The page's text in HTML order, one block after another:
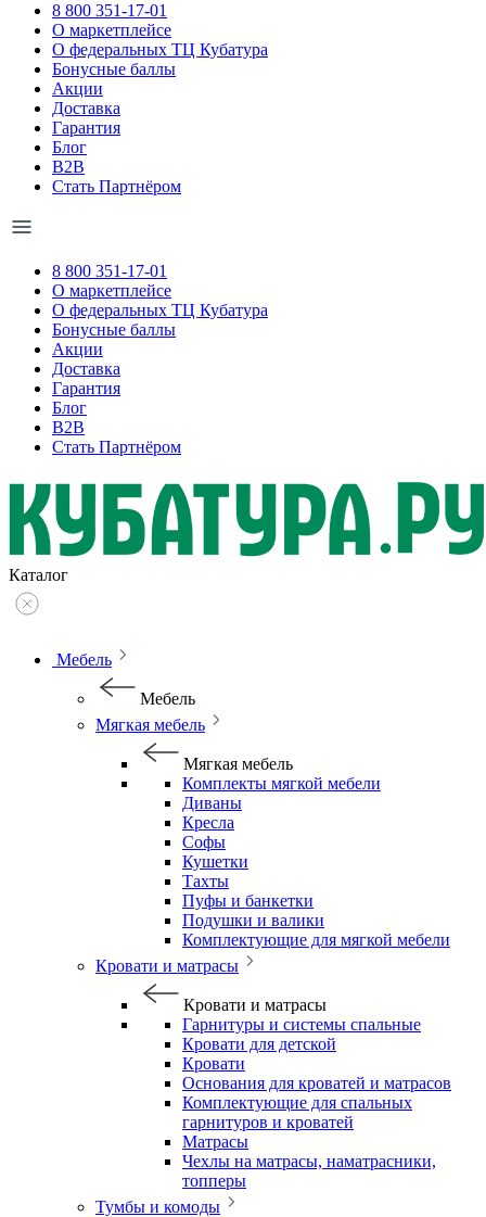
8 800 351-17-01
О маркетплейсе
О федеральных ТЦ Кубатура
Бонусные баллы
Акции
Доставка
Гарантия
Блог
B2B
Стать Партнёром
8 800 351-17-01
О маркетплейсе
О федеральных ТЦ Кубатура
Бонусные баллы
Акции
Доставка
Гарантия
Блог
B2B
Стать Партнёром
Каталог
Мебель
Мебель
Мягкая мебель
Мягкая мебель
Комплекты мягкой мебели
Диваны
Кресла
Софы
Кушетки
Тахты
Пуфы и банкетки
Подушки и валики
Комплектующие для мягкой мебели
Кровати и матрасы
Кровати и матрасы
Гарнитуры и системы спальные
Кровати для детской
Кровати
Основания для кроватей и матрасов
Комплектующие для спальных
гарнитуров и кроватей
Матрасы
Чехлы на матрасы, наматрасники,
топперы
Тумбы и комоды